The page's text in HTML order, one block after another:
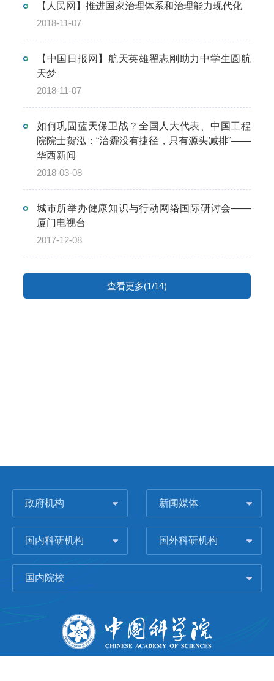
【人民网】推进国家治理体系和治理能力现代化
2018-11-07
【中国日报网】航天英雄翟志刚助力中学生圆航
天梦
2018-11-07
如何巩固蓝天保卫战？全国人大代表、中国工程
院院士贺泓：“治霾没有捷径，只有源头减排”——
华西新闻
2018-03-08
城市所举办健康知识与行动网络国际研讨会——
厦门电视台
2017-12-08
查看更多(1/14)
政府机构 新闻媒体
国内科研机构 国外科研机构
国内院校